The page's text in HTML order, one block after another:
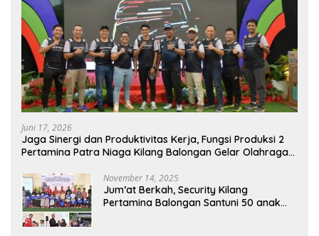
Juni 17, 2026
Jaga Sinergi dan Produktivitas Kerja, Fungsi Produksi 2
Pertamina Patra Niaga Kilang Balongan Gelar Olahraga
November 14, 2025
Jum’at Berkah, Security Kilang
Pertamina Balongan Santuni 50 anak